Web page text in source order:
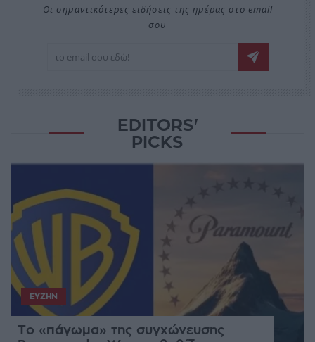
Οι σημαντικότερες ειδήσεις της ημέρας στο email
σου
EDITORS'
ΕΥΖΗΝ